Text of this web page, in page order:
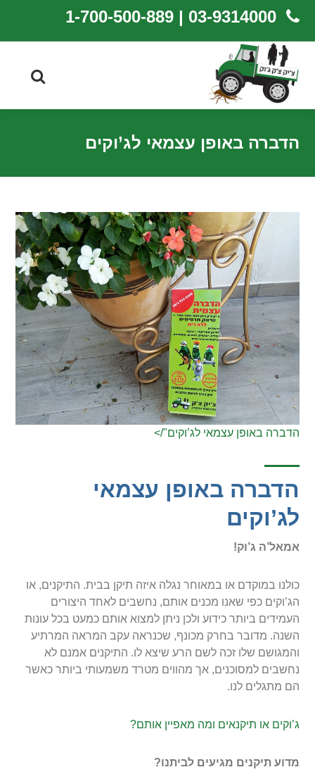
03-9314000 | 1-700-500-889
הדברה באופן עצמאי לג’וקים
הדברה באופן עצמאי לג’וקים"/>
הדברה באופן עצמאי
לג’וקים
אמאל’ה ג’וק!
כולנו במוקדם או במאוחר נגלה איזה תיקן בבית. התיקנים, או
הג’וקים כפי שאנו מכנים אותם, נחשבים לאחד היצורים
העמידים ביותר כידוע ולכן ניתן למצוא אותם כמעט בכל עונות
השנה. מדובר בחרק מכונף, שכנראה עקב המראה המרתיע
והמגושם שלו זכה לשם הרע שיצא לו. התיקנים אמנם לא
נחשבים למסוכנים, אך מהווים מטרד משמעותי ביותר כאשר
הם מתגלים לנו.
ג’וקים או תיקנאים ומה מאפיין אותם?
מדוע תיקנים מגיעים לביתנו?